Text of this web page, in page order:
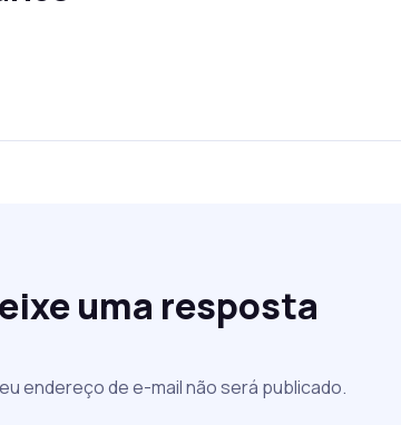
uma resposta
endereço de e-mail não será publicado.